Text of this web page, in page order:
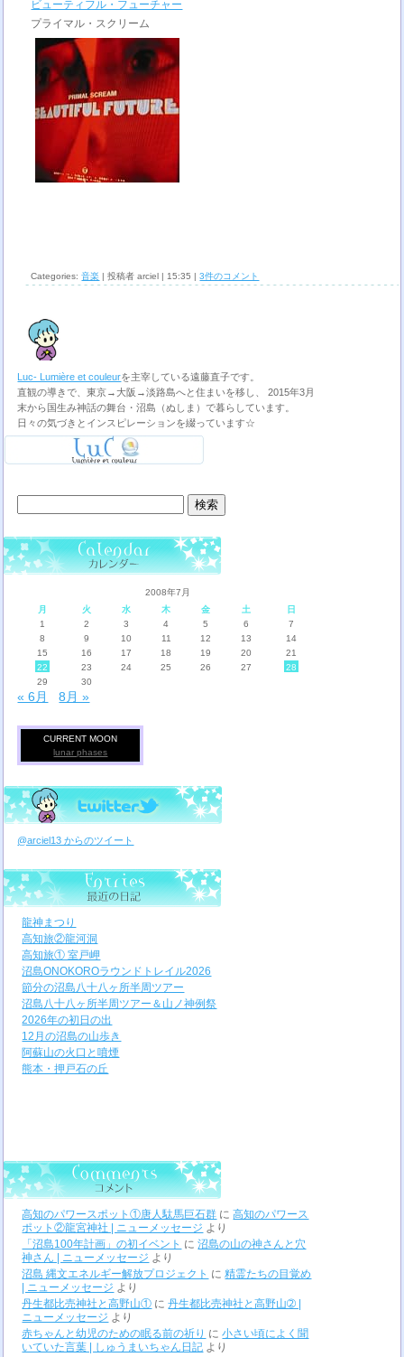
ビューティフル・フューチャー
プライマル・スクリーム
Categories:音楽 | 投稿者 arciel | 15:35 |3件のコメント
Luc- Lumière et couleurを主宰している遠藤直子です。
直観の導きで、東京→大阪→淡路島へと住まいを移し、 2015年3月
末から国生み神話の舞台・沼島（ぬしま）で暮らしています。
日々の気づきとインスピレーションを綴っています☆
索:
2008年7月
月
火 水 木 金 土
日
1
2 3 4 5 6
7
8
9 10 11 12 13
14
15
16 17 18 19 20
21
22
23 24 25 26 27
28
29
30
« 6月 8月 »
CURRENT MOON
lunar phases
@arciel13 からのツイート
龍神まつり
高知旅②龍河洞
高知旅① 室戸岬
沼島ONOKOROラウンドトレイル2026
節分の沼島八十八ヶ所半周ツアー
沼島八十八ヶ所半周ツアー＆山ノ神例祭
2026年の初日の出
12月の沼島の山歩き
阿蘇山の火口と噴煙
熊本・押戸石の丘
高知のパワースポット①唐人駄馬巨石群 に高知のパワース
ポット②龍宮神社 | ニューメッセージ より
「沼島100年計画」の初イベント に沼島の山の神さんと穴
神さん | ニューメッセージ より
沼島 縄文エネルギー解放プロジェクト に精霊たちの目覚め
| ニューメッセージ より
丹生都比売神社と高野山① に丹生都比売神社と高野山➁ |
ニューメッセージ より
赤ちゃんと幼児のための眠る前の祈り に小さい頃によく聞
いていた言葉 | しゅうまいちゃん日記 より